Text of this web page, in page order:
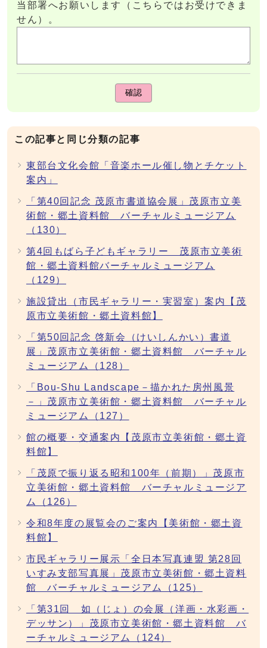
当部署へお願いします（こちらではお受けできま
せん）。
確認
この記事と同じ分類の記事
東部台文化会館「音楽ホール催し物とチケット
案内」
「第40回記念 茂原市書道協会展」茂原市立美
術館・郷土資料館 バーチャルミュージアム
（130）
第4回もばら子どもギャラリー 茂原市立美術
館・郷土資料館バーチャルミュージアム
（129）
施設貸出（市民ギャラリー・実習室）案内【茂
原市立美術館・郷土資料館】
「第50回記念 啓新会（けいしんかい）書道
展」茂原市立美術館・郷土資料館 バーチャル
ミュージアム（128）
「Bou-Shu Landscape－描かれた房州風景
－」茂原市立美術館・郷土資料館 バーチャル
ミュージアム（127）
館の概要・交通案内【茂原市立美術館・郷土資
料館】
「茂原で振り返る昭和100年（前期）」茂原市
立美術館・郷土資料館 バーチャルミュージア
ム（126）
令和8年度の展覧会のご案内【美術館・郷土資
料館】
市民ギャラリー展示「全日本写真連盟 第28回
いすみ支部写真展」茂原市立美術館・郷土資料
館 バーチャルミュージアム（125）
「第31回 如（じょ）の会展（洋画・水彩画・
デッサン）」茂原市立美術館・郷土資料館 バ
ーチャルミュージアム（124）